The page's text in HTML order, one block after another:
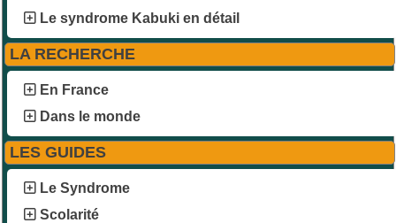
Le syndrome Kabuki en détail
LA RECHERCHE
En France
Dans le monde
LES GUIDES
Le Syndrome
Scolarité